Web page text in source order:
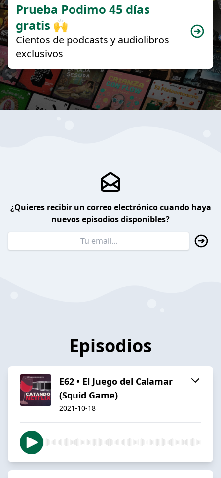
Prueba Podimo 45 días
gratis 🙌
Cientos de podcasts y audiolibros
exclusivos
¿Quieres recibir un correo electrónico cuando haya
nuevos episodios disponibles?
Episodios
E62 • El Juego del Calamar
(Squid Game)
2021-10-18